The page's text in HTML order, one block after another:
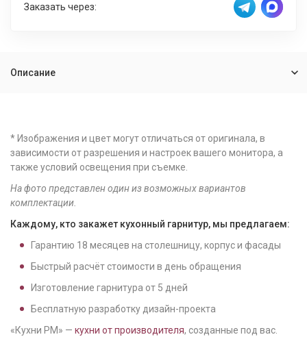
Заказать через:
Описание
* Изображения и цвет могут отличаться от оригинала, в
зависимости от разрешения и настроек вашего монитора, а
также условий освещения при съемке.
На фото представлен один из возможных вариантов
комплектации.
Каждому, кто закажет кухонный гарнитур, мы предлагаем:
Гарантию 18 месяцев на столешницу, корпус и фасады
Быстрый расчёт стоимости в день обращения
Изготовление гарнитура от 5 дней
Бесплатную разработку дизайн-проекта
«Кухни РМ» — кухни от производителя, созданные под вас.